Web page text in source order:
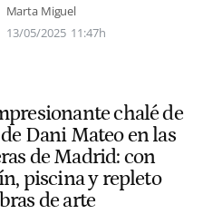
Marta Miguel
13/05/2025 11:47h
chalé de
Dani Mateo en las
de Madrid: con
piscina y repleto
de arte